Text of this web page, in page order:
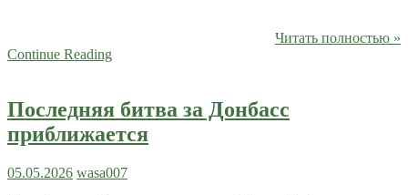
Читать полностью »
Continue Reading
Последняя битва за Донбасс
приближается
05.05.2026 wasa007